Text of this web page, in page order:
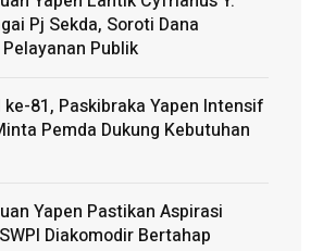
Pj Sekda, Soroti Dana
Publik
ke-81, Paskibraka Yapen Intensif
Pemda Dukung Kebutuhan
Yapen Pastikan Aspirasi
Diakomodir Bertahap